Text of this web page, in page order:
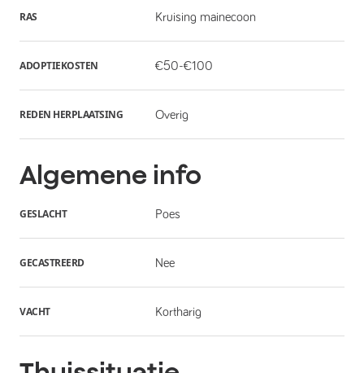
RAS Kruising mainecoon
ADOPTIEKOSTEN €50-€100
REDEN HERPLAATSING Overig
Algemene info
GESLACHT Poes
GECASTREERD Nee
VACHT Kortharig